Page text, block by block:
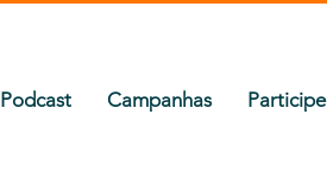
Podcast Campanhas Participe